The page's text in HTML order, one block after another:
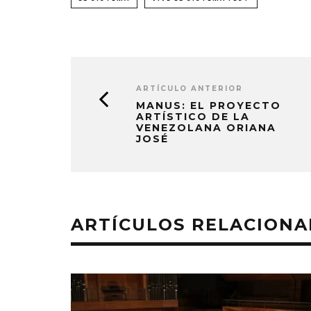
ARTÍCULO ANTERIOR
MANUS: EL PROYECTO
ARTÍSTICO DE LA
VENEZOLANA ORIANA
JOSÉ
ARTÍCULOS
MONET IN
7